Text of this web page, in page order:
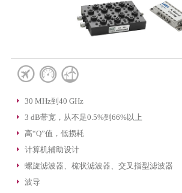
30 MHz到40 GHz
3 dB带宽，从不足0.5%到66%以上
高“Q”值，低损耗
计算机辅助设计
螺旋滤波器、梳状滤波器、交叉指型滤波器
波导